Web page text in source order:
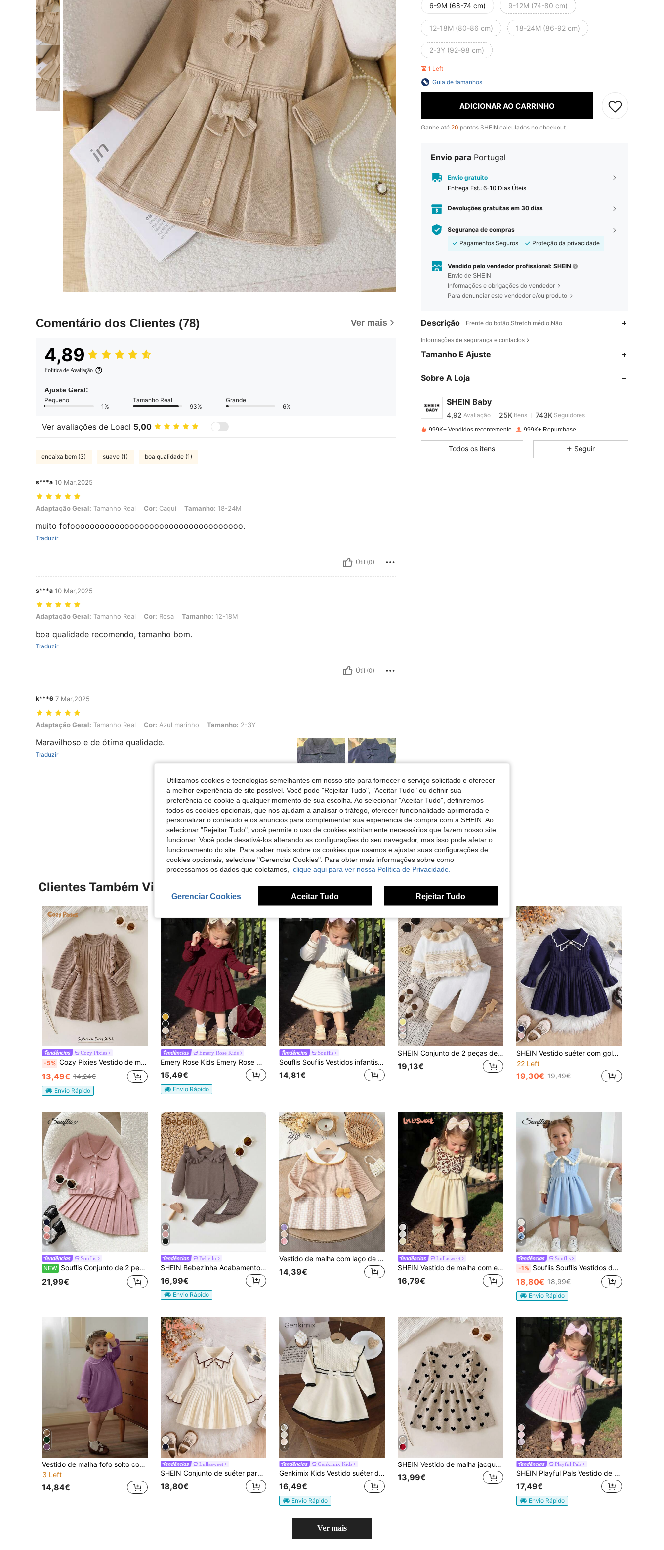
Comentário dos Clientes (78) Ver mais
4,89
Política de Avaliação
Ajuste Geral:
Pequeno
1%
Tamanho Real
93%
Grande
6%
Ver avaliações de Loacl 5,00
encaixa bem (3) suave (1) boa qualidade (1)
s***a 10 Mar,2025
Adaptação Geral: Tamanho Real, Cor: Caqui, Tamanho: 18-24M
Adaptação Geral: Tamanho Real Cor: Caqui Tamanho: 18-24M
muito fofooooooooooooooooooooooooooooooooooo.
Traduzir
Útil (0)
s***a 10 Mar,2025
Adaptação Geral: Tamanho Real, Cor: Rosa, Tamanho: 12-18M
Adaptação Geral: Tamanho Real Cor: Rosa Tamanho: 12-18M
boa qualidade recomendo, tamanho bom.
Traduzir
Útil (0)
k***6 7 Mar,2025
Adaptação Geral: Tamanho Real, Cor: Azul marinho, Tamanho: 2-3Y
Adaptação Geral: Tamanho Real Cor: Azul marinho Tamanho: 2-3Y
Maravilhoso e de ótima qualidade.
Traduzir
Útil (2)
Ver Mais Avaliações
6-9M (68-74 cm) 9-12M (74-80 cm)
12-18M (80-86 cm) 18-24M (86-92 cm)
2-3Y (92-98 cm)
1 Left
Guia de tamanhos
ADICIONAR AO CARRINHO
Ganhe até 20 pontos SHEIN calculados no checkout.
Envio para Portugal
Envio gratuito
Entrega Est.: 6-10 Dias Úteis
Devoluções gratuitas em 30 dias
Segurança de compras
Pagamentos Seguros
Proteção da privacidade
Vendido pelo vendedor profissional: SHEIN
Envio de SHEIN
Informações e obrigações do vendedor
Para denunciar este vendedor e/ou produto
Descrição Frente do botão,Stretch médio,Não
Informações de segurança e contactos
Tamanho E Ajuste
Sobre A Loja
SHEIN Baby
4,92
4,92
k***0pago1 dia atrás
4,92 25K 743K
999K+ Vendidos recentemente 999K+ Repurchase
Todos os itens Seguir
Clientes Também Visitaram
Cozy Pixies
-5% Cozy Pixies Vestido de malha para bebê menina, cor sólida, gola redonda, bainha com babados, manga comprida, cintura justa
13,49€ 14,24€
Envio Rápido
8
Emery Rose Kids
Emery Rose Kids Emery Rose Kids Vestido infantil de malha de manga comprida, cor sólida, para meninas, ideal para outono/inverno.
15,49€
Envio Rápido
Souflis
Souflis Souflis Vestidos infantis casuais e adoráveis. Brancos com laços e estampas, em tricô de mangas compridas, com inspiração no Oriente Médio. Macios e confortáveis, são perfeitos para o dia a dia, passeios, viagens, férias, uso em casa, no berçário e para as brincadeiras da sua bebê. Ideais para o outono e inverno, Natal, volta às aulas e festas. Versáteis e perfeitos para o guarda-roupa infantil.
14,81€
SHEIN Conjunto de 2 peças de suéter de malha com gola babada e calças combinando para bebês meninas, macio, quente, versátil, rosa e branco, elegante, estiloso, adequado para outono/inverno, interno, externo, viagem
19,13€
SHEIN Vestido suéter com gola Peter Pan e pregas para bebês meninas, conjunto de 2 peças, estilo fofo, lançamentos outono/inverno 2024
22 Left
19,30€ 19,49€
6
Souflis
NEW Souflis Conjunto de 2 peças para bebé menina: cardigã de malha com laço 3D e acabamento com folhos + saia, estilo doce, resistente, corte largo, versátil, elegante, macio e fofo, manga comprida, adequado para uso diário, passeios, viagens, outono/inverno
21,99€
Bebeilu
SHEIN Bebezinha Acabamento De Babados Suéter & Calças de Tricô
16,99€
Envio Rápido
Vestido de malha com laço de gola adorável para meninas, vestido de malha estilo acadêmico xadrez elegante e fofo, suéter macio e quente confortável
14,39€
Lullasweet
SHEIN Vestido de malha com estampa de leopardo, laço e babados na barra para bebê menina, cor creme, ideal para outono/inverno. Roupa de bebê com estampa de oncinha, bege, para bebês. Conjunto de bebê com estampa de leopardo, para bebês. Suéter de malha para bebês, para o outono. Suéteres de inverno para bebês. Vestido de malha com gola para bebês. Vestido de manga comprida para bebês. Vestido quentinho para bebês. Vestido de inverno para bebês.
16,79€
7
Souflis
-1% Souflis Souflis Vestidos de tricô delicados para bebês meninas - Gola com babados, mangas compridas, estilo princesa versátil, perfeitos para o outono/inverno. Vestidos de tricô para bebês meninas, vestido suéter para bebês meninas, vestidos de inverno para bebês meninas, vestido azul para bebês meninas.
18,80€ 18,99€
Envio Rápido
Vestido de malha fofo solto com gola Peter Pan e manga comprida para bebê menina, cor sólida, adequado para casa, passeios, viagens, festivais, festas e celebrações de rua, outono/inverno
3 Left
14,84€
Lullasweet
SHEIN Conjunto de suéter para bebê menina, vestido de tricô fofo e elegante estilo escolar, novo vestido moderno de saia longa com lapela para bebê menina, outono/inverno 2024, adequado para uso diário no outono/inverno. Vestido de bebê menina com gola, estilo vintage, blusa de manga comprida com babados e gola bordada, vestido branco de manga comprida para bebê.
18,80€
5
Genkimix Kids
Genkimix Kids Vestido suéter de manga comprida em tricô com gola franzida e cordão torcido para bebês meninas, confortável para outono/inverno, cor damasco, moderno e versátil para o dia a dia, casa, atividades ao ar livre e viagens
16,49€
Envio Rápido
SHEIN Vestido de malha jacquard com corações, folhos e pregas, fofo, para bebé menina, outono/inverno
13,99€
7
Playful Pals
SHEIN Playful Pals Vestido de malha plissado com laço rosa fofo e casual para meninas, macio e confortável, adequado para o dia a dia, passeios, viagens, férias, casa, berçário, outono/inverno, Natal, volta às aulas, festa, versátil
17,49€
Envio Rápido
Ver mais
Utilizamos cookies e tecnologias semelhantes em nosso site para fornecer o serviço solicitado e oferecer
a melhor experiência de site possível. Você pode "Rejeitar Tudo", "Aceitar Tudo" ou definir sua
preferência de cookie a qualquer momento de sua escolha. Ao selecionar "Aceitar Tudo", definiremos
todos os cookies opcionais, que nos ajudam a analisar o tráfego, oferecer funcionalidade aprimorada e
personalizar o conteúdo e os anúncios para complementar sua experiência de compra com a SHEIN. Ao
selecionar "Rejeitar Tudo", você permite o uso de cookies estritamente necessários que fazem nosso site
funcionar. Você pode desativá-los alterando as configurações do seu navegador, mas isso pode afetar o
funcionamento do site. Para saber mais sobre os cookies que usamos e ajustar suas configurações de
cookies opcionais, selecione "Gerenciar Cookies". Para obter mais informações sobre como
processamos os dados que coletamos, clique aqui para ver nossa Política de Privacidade.
Gerenciar Cookies Aceitar Tudo Rejeitar Tudo